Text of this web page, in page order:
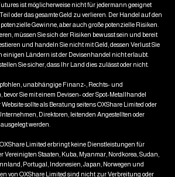
ist möglicherweise nicht für jedermann geeignet
oder das gesamte Geld zu verlieren. Der Handel auf den
Gewinne, aber auch große potenzielle Risiken.
müssen Sie sich der Risiken bewusst sein und bereit
und handeln Sie nicht mit Geld, dessen Verlust Sie
einigen Ländern ist der Devisenhandel nicht erlaubt.
Sie sicher, dass Ihr Land dies zulässt oder nicht.
unabhängige Finanz-, Rechts- und
Sie mit einem Devisen- oder Spot-Metallhandel
sollte als Beratung seitens OXShare Limited oder
Direktoren, leitenden Angestellten oder
werden.
Limited erbringt keine Dienstleistungen für
Staaten, Kuba, Myanmar, Nordkorea, Sudan,
Portugal, Indonesien, Japan, Norwegen und
von OXShare Limited sind nicht zur Verbreitung oder